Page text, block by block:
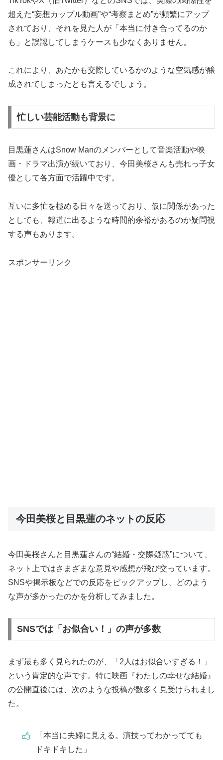
超えた“妄想カップル動画”や“考察まとめ”が頻繁にアップ
されており、それを見た人が「本当に付き合ってるのか
も」と誤認してしまうケースも少なくありません。
これにより、あたかも交際しているかのような空気感が醸
成されてしまったとも言えるでしょう。
忙しい芸能活動も背景に
目黒蓮さんはSnow Manのメンバーとして音楽活動や映
画・ドラマ出演が続いており、今田美桜さんも売れっ子女
優として各方面で活躍中です。
互いに多忙を極める日々を送っており、仮に関係があった
としても、報道に出るような時間的余裕があるのか疑問視
する声もあります。
スポンサーリンク
今田美桜と目黒蓮のネットの反応
今田美桜さんと目黒蓮さんの“結婚・交際疑惑”について、
ネット上ではさまざまな意見や感想が飛び交っています。
SNSや掲示板などでの反応をピックアップし、どのよう
な声が多かったのかを分析してみました。
SNSでは「お似合い！」の声が多数
まず最も多く見られたのが、「2人はお似合いすぎる！」
という肯定的な声です。特に映画『わたしの幸せな結婚』
の公開直後には、次のような投稿が数多く見受けられまし
た。
「本当に夫婦に見える。演技ってわかってても
ドキドキした」